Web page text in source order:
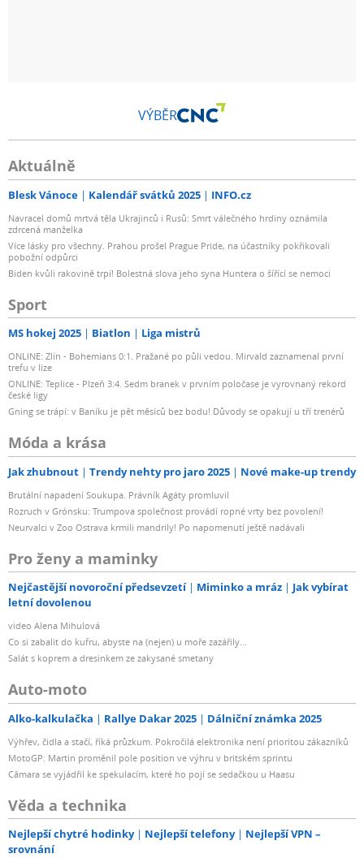
VÝBĚR
Aktuálně
Blesk Vánoce Kalendář svátků 2025 INFO.cz
Navracel domů mrtvá těla Ukrajinců i Rusů: Smrt válečného hrdiny oznámila
zdrcená manželka
Více lásky pro všechny. Prahou prošel Prague Pride, na účastníky pokřikovali
pobožní odpůrci
Biden kvůli rakovině trpí! Bolestná slova jeho syna Huntera o šířící se nemoci
Sport
MS hokej 2025 Biatlon Liga mistrů
ONLINE: Zlín - Bohemians 0:1. Pražané po půli vedou. Mirvald zaznamenal první
trefu v lize
ONLINE: Teplice - Plzeň 3:4. Sedm branek v prvním poločase je vyrovnaný rekord
české ligy
Gning se trápí: v Baníku je pět měsíců bez bodu! Důvody se opakují u tří trenérů
Móda a krása
Jak zhubnout Trendy nehty pro jaro 2025 Nové make-up trendy
Brutální napadení Soukupa. Právník Agáty promluvil
Rozruch v Grónsku: Trumpova společnost provádí ropné vrty bez povolení!
Neurvalci v Zoo Ostrava krmili mandrily! Po napomenutí ještě nadávali
Pro ženy a maminky
Nejčastější novoroční předsevzetí Miminko a mráz
Jak vybírat
letní dovolenou
video Alena Mihulová
Co si zabalit do kufru, abyste na (nejen) u moře zazářily...
Salát s koprem a dresinkem ze zakysané smetany
Auto-moto
Alko-kalkulačka Rallye Dakar 2025 Dálniční známka 2025
Výhřev, čidla a stačí, říká průzkum. Pokročilá elektronika není prioritou zákazníků
MotoGP: Martin proměnil pole position ve výhru v britském sprintu
Câmara se vyjádřil ke spekulacím, které ho pojí se sedačkou u Haasu
Věda a technika
Nejlepší chytré hodinky Nejlepší telefony
Nejlepší VPN –
srovnání